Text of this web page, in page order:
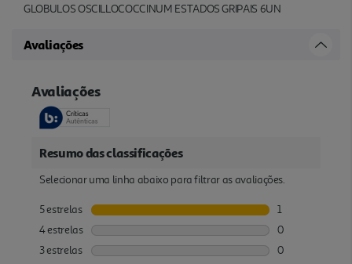
GLOBULOS OSCILLOCOCCINUM ESTADOS GRIPAIS 6UN
Avaliações